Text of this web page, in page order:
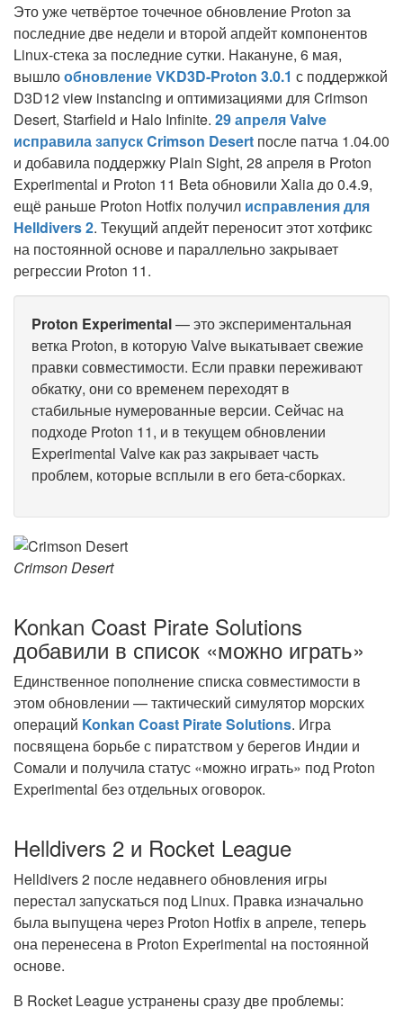
Это уже четвёртое точечное обновление Proton за
последние две недели и второй апдейт компонентов
Linux-стека за последние сутки. Накануне, 6 мая,
вышлообновление VKD3D-Proton 3.0.1 с поддержкой
D3D12 view instancing и оптимизациями для Crimson
Desert, Starfield и Halo Infinite. 29 апреля Valve
исправила запуск Crimson Desert после патча 1.04.00
и добавила поддержку Plain Sight, 28 апреля в Proton
Experimental и Proton 11 Beta обновили Xalia до 0.4.9,
ещё раньше Proton Hotfix получил исправления для
Helldivers 2. Текущий апдейт переносит этот хотфикс
на постоянной основе и параллельно закрывает
регрессии Proton 11.
Proton Experimental— это экспериментальная
ветка Proton, в которую Valve выкатывает свежие
правки совместимости. Если правки переживают
обкатку, они со временем переходят в
стабильные нумерованные версии. Сейчас на
подходе Proton 11, и в текущем обновлении
Experimental Valve как раз закрывает часть
проблем, которые всплыли в его бета-сборках.
Crimson Desert
Konkan Coast Pirate Solutions
добавили в список «можно играть»
Единственное пополнение списка совместимости в
этом обновлении — тактический симулятор морских
операций Konkan Coast Pirate Solutions. Игра
посвящена борьбе с пиратством у берегов Индии и
Сомали и получила статус «можно играть» под Proton
Experimental без отдельных оговорок.
Helldivers 2 и Rocket League
Helldivers 2 после недавнего обновления игры
перестал запускаться под Linux. Правка изначально
была выпущена через Proton Hotfix в апреле, теперь
она перенесена в Proton Experimental на постоянной
основе.
В Rocket League устранены сразу две проблемы: